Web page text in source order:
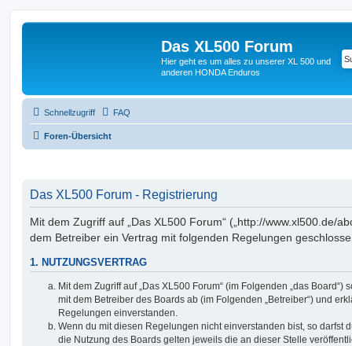
Das XL500 Forum
Hier geht es um alles zu unserer XL 500 und
anderen HONDA Enduros
Schnellzugriff FAQ
Foren-Übersicht
Das XL500 Forum - Registrierung
Mit dem Zugriff auf „Das XL500 Forum“ („http://www.xl500.de/
dem Betreiber ein Vertrag mit folgenden Regelungen
1. NUTZUNGSVERTRAG
Mit dem Zugriff auf „Das XL500 Forum“ (im Folgenden „das
mit dem Betreiber des Boards ab (im Folgenden „Betreiber“) und
Regelungen einverstanden.
Wenn du mit diesen Regelungen nicht einverstanden bist, so darfst
die Nutzung des Boards gelten jeweils die an dieser Stelle